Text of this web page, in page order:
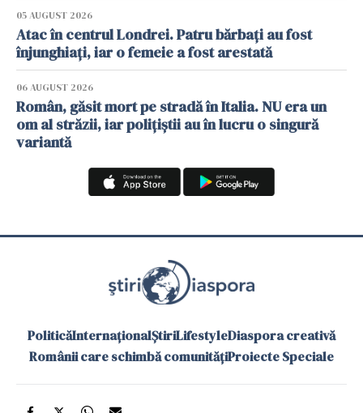
05 AUGUST 2026
Atac în centrul Londrei. Patru bărbați au fost
înjunghiați, iar o femeie a fost arestată
06 AUGUST 2026
Român, găsit mort pe stradă în Italia. NU era un
om al străzii, iar polițiștii au în lucru o singură
variantă
PoliticăInternaționalȘtiriLifestyleDiaspora creativă
Românii care schimbă comunitățiProiecte Speciale